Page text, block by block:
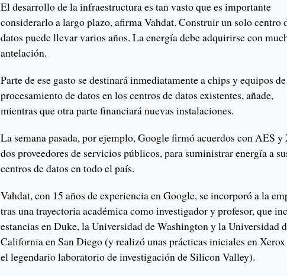
El desarrollo de la infraestructura es tan vasto que es importante
considerarlo a largo plazo, afirma Vahdat. Construir un solo centro
datos puede llevar varios años. La energía debe adquirirse con
antelación.
Parte de ese gasto se destinará inmediatamente a chips y equipos de
procesamiento de datos en los centros de datos existentes, añade,
mientras que otra parte financiará nuevas instalaciones.
La semana pasada, por ejemplo, Google firmó acuerdos con AES y
dos proveedores de servicios públicos, para suministrar energía a
centros de datos en todo el país.
Vahdat, con 15 años de experiencia en Google, se incorporó a la
tras una trayectoria académica como investigador y profesor, que
estancias en Duke, la Universidad de Washington y la Universidad
California en San Diego (y realizó unas prácticas iniciales en Xerox
el legendario laboratorio de investigación de Silicon Valley).